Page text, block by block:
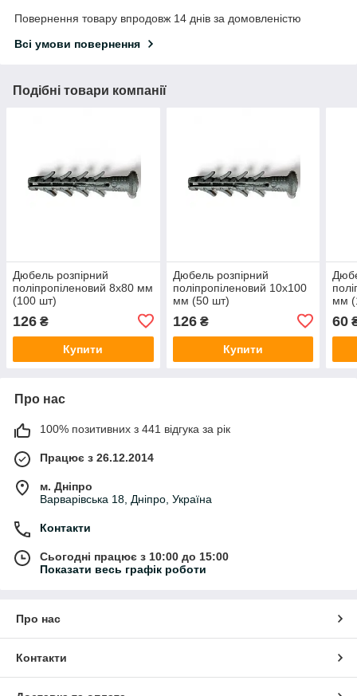
Повернення товару впродовж 14 днів за домовленістю
Всі умови повернення
Подібні товари компанії
Дюбель розпірний
поліпропіленовий 8х80 мм
(100 шт)
126 ₴
Купити
Дюбель розпірний
поліпропіленовий 10х100
мм (50 шт)
126₴
Купити
мм
60
Про нас
100% позитивних з 441 відгука за рік
Працює з 26.12.2014
м. Дніпро
Варварівська 18, Дніпро, Україна
Контакти
Сьогодні працює з 10:00 до 15:00
Показати весь графік роботи
Про нас
Контакти